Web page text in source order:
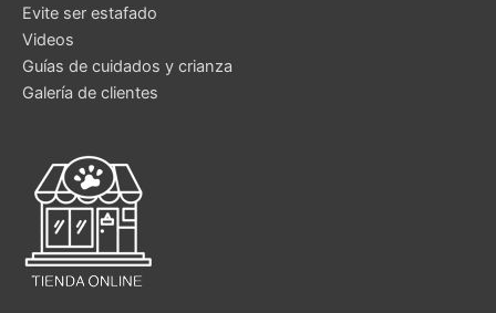
Evite ser estafado
Videos
Guías de cuidados y crianza
Galería de clientes